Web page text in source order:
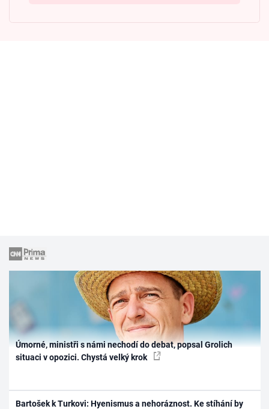
Úmorné, ministři s námi nechodí do debat, popsal Grolich
situaci v opozici. Chystá velký krok
Bartošek k Turkovi: Hyenismus a nehoráznost. Ke stíhání by